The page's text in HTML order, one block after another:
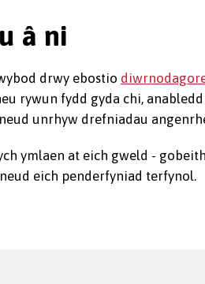
â ni
drwy ebostio
rywun fydd gyda chi,
unrhyw drefniadau
ymlaen at eich gweld -
eich penderfyniad terfynol.